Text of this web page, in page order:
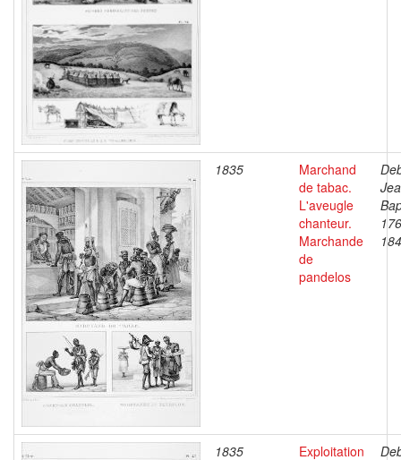
1835
Marchand
de tabac.
L'aveugle
chanteur.
Marchande
de
pandelos
1835
Exploitation